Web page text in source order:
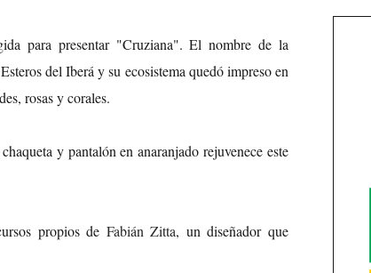
para presentar "Cruziana". El nombre de la
del Iberá y su ecosistema quedó impreso en
rosas y corales.
y pantalón en anaranjado rejuvenece este
propios de Fabián Zitta, un diseñador que